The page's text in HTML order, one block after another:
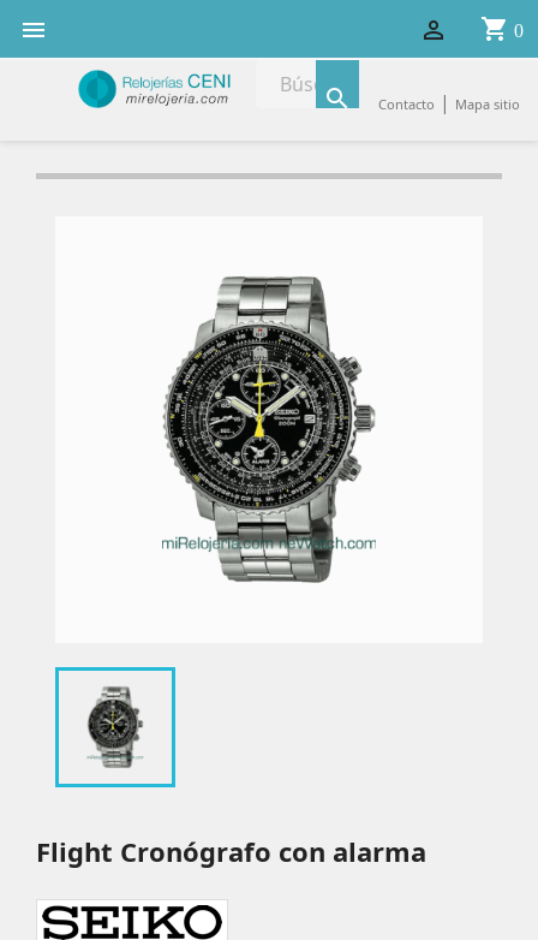
 shopping_cart 0

 Contacto | Mapa sitio
Flight Cronógrafo con alarma